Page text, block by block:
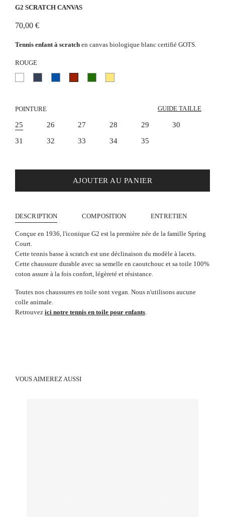
G2 SCRATCH CANVAS
70,00 €
Tennis enfant à scratch en canvas biologique blanc certifié GOTS.
ROUGE
POINTURE
25 26 27 28 29
30
31
32 33 34 35
GUIDE TAILLE
AJOUTER AU PANIER
DESCRIPTION COMPOSITION ENTRETIEN
Conçue en 1936, l'iconique G2 est la première née de la famille Spring
Court.
Cette tennis basse à scratch est une déclinaison du modèle à lacets.
Cette chaussure durable avec sa semelle en caoutchouc et sa toile 100%
coton assure à la fois confort, légèreté et résistance.
Toutes nos chaussures en toile sont vegan. Nous n'utilisons aucune
colle animale.
Retrouvez ici notre tennis en toile pour enfants
VOUS AIMEREZ AUSSI